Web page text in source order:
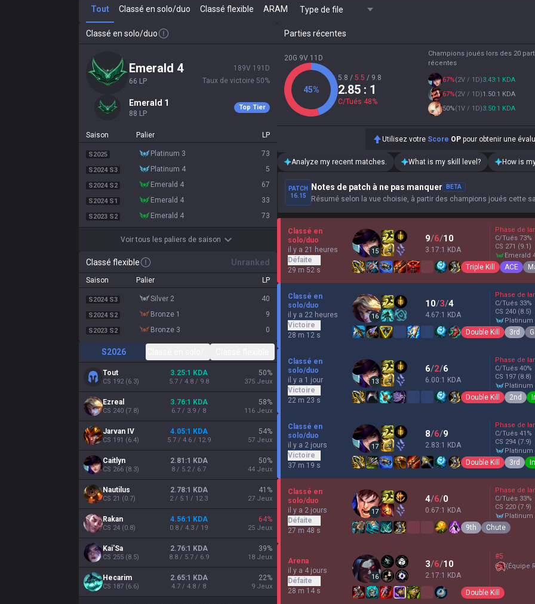
Tout Classé en solo/duo Classé flexible ARAM Type de file
Classé en solo/duo
emerald 4
66 LP
189V 191 D
Taux de victoire 50%
emerald 1
88 LP
Top Tier
Saison Palier LP
S2025 platinum 3 73
S2024 S3 platinum 4 5
S2024 S2 emerald 4 67
S2024 S1 emerald 4 33
S2023 S2 emerald 4 73
Voir tous les paliers de saison
Classé flexible Unranked
Saison Palier LP
S2024 S3 silver 2 40
S2024 S2 bronze 1 9
S2023 S2 bronze 3 0
S2026
Tout
CS 192(6.3)
3.25:1 KDA
5.7 / 4.8 / 9.8
50%
375 Jeux
Ezreal
CS 240 (7.8)
3.76:1 KDA
6.7 / 3.9 / 8
58%
116 Jeux
Jarvan IV
CS 191 (6.4)
4.05:1 KDA
5.7 / 4.6 / 12.9
54%
57 Jeux
Caitlyn
CS 266 (8.3)
2.81:1 KDA
8 / 5.2 / 6.7
50%
44 Jeux
Nautilus
CS 21 (0.7)
2.78:1 KDA
2 / 5.1 / 12.3
41 %
27 Jeux
Rakan
CS 24 (0.8)
4.56:1 KDA
0.8 / 4.3 / 19
64%
25 Jeux
Kai'Sa
CS 255 (8.5)
2.76:1 KDA
8.8 / 5.7 / 6.9
39%
18 Jeux
Hecarim
CS 187 (6.6)
2.65:1 KDA
4.7 / 4.8 / 8
22%
9 Jeux
Parties récentes
20G 9V 11D
45%
5.8 / 5.5 / 9.8
2.85 : 1
C/Tués 48%
Champions joués lors des 20
récentes
67%(2V / 1D)3.43:1 KDA
67%(2V / 1D)1.50:1 KDA
50%(1V / 1D)3.50:1 KDA
Utilisez votre Score OP pour obtenir une
Analyze my recent matches. What is my skill level? How is
PATCH
16.15
Notes de patch à ne pas manquer BETA
Résumé selon la vue choisie, à partir des champions joués cette
Classé en
solo/duo
il y a 21 heures
Défaite
29 m 52 s
15
9/6/10
3.17:1 KDA
Phase de
C/Tués 73%
CS 271 (9.1)
emerald
Triple Kill ACE
Classé en
solo/duo
il y a 22 heures
Victoire
28 m 12 s
16
10/3/4
4.67:1 KDA
Phase de
C/Tués 33%
CS 240 (8.5)
platinum
Double Kill 3rd
Classé en
solo/duo
il y a 1 jour
Victoire
22 m 23 s
13
6/2/6
6.00:1 KDA
Phase de
C/Tués 40%
CS 197 (8.8)
platinum
Double Kill 2nd
Classé en
solo/duo
il y a 2 jours
Victoire
37 m 19 s
17
8/6/9
2.83:1 KDA
Phase de
C/Tués 41 %
CS 294 (7.9)
platinum
Double Kill 3rd
Classé en
solo/duo
il y a 2 jours
Défaite
27 m 48 s
17
4/6/0
0.67:1 KDA
Phase de
C/Tués 33%
CS 220 (7.9)
platinum
9th Chute
Arena
il y a 4 jours
Défaite
28 m 14 s
16
3/6/10
2.17:1 KDA
#5
(Équipe
Double Kill